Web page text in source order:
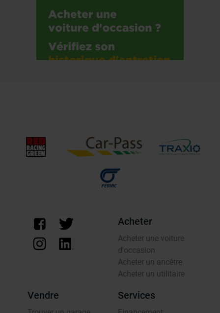
Acheter
Acheter une voiture
d'occasion
Acheter un ancêtre
Acheter un utilitaire
Vendre Services